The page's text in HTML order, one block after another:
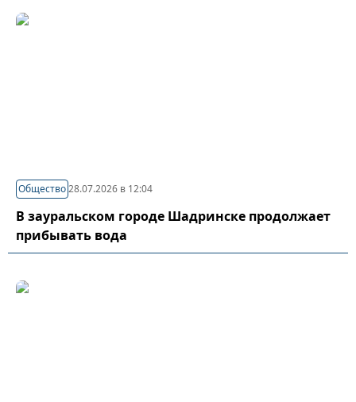
Общество28.07.2026 в 12:04
В зауральском городе Шадринске продолжает
прибывать вода